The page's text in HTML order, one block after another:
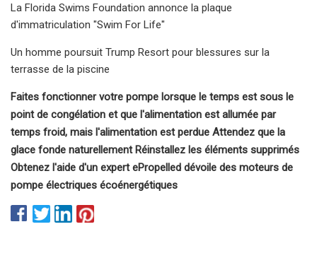
La Florida Swims Foundation annonce la plaque
d'immatriculation "Swim For Life"
Un homme poursuit Trump Resort pour blessures sur la
terrasse de la piscine
Faites fonctionner votre pompe lorsque le temps est sous le
point de congélation et que l'alimentation est allumée par
temps froid, mais l'alimentation est perdue Attendez que la
glace fonde naturellement Réinstallez les éléments supprimés
Obtenez l'aide d'un expert ePropelled dévoile des moteurs de
pompe électriques écoénergétiques